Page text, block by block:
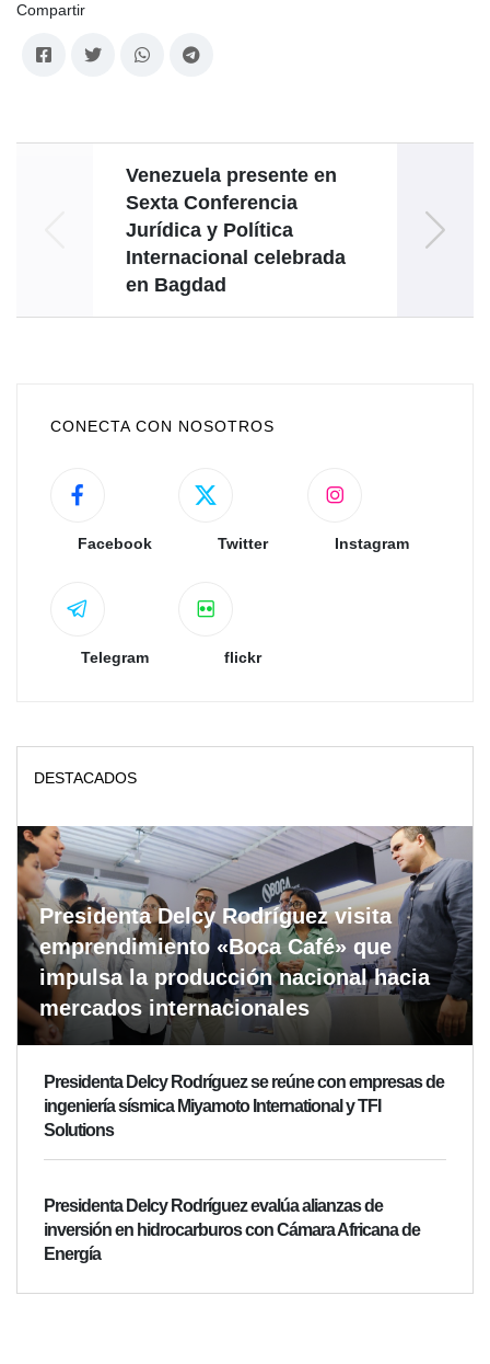
Compartir
Venezuela presente en
Sexta Conferencia
Jurídica y Política
Internacional celebrada
en Bagdad
dice
CONECTA CON NOSOTROS
Facebook Twitter Instagram
Telegram flickr
DESTACADOS
Presidenta Delcy Rodríguez visita
emprendimiento «Boca Café» que
impulsa la producción nacional hacia
mercados internacionales
Presidenta Delcy Rodríguez se reúne con empresas de
ingeniería sísmica Miyamoto International y TFI
Solutions
Presidenta Delcy Rodríguez evalúa alianzas de
inversión en hidrocarburos con Cámara Africana de
Energía